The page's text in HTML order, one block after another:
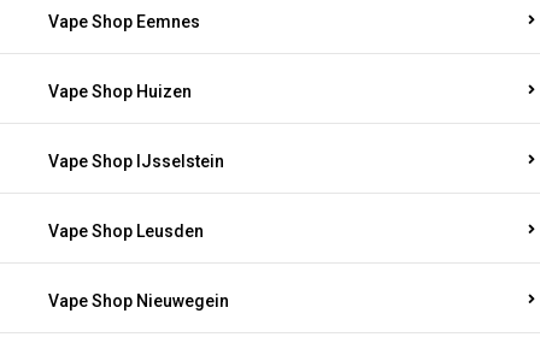
Vape Shop Eemnes
Vape Shop Huizen
Vape Shop IJsselstein
Vape Shop Leusden
Vape Shop Nieuwegein